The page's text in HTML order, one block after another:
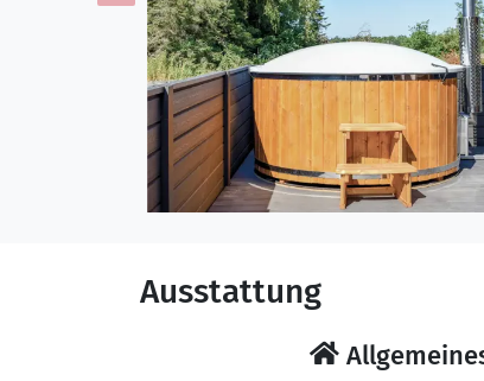
Ausstattung